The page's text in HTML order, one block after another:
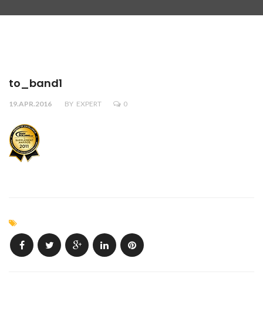
to_band1
19.APR.2016 BY EXPERT 0